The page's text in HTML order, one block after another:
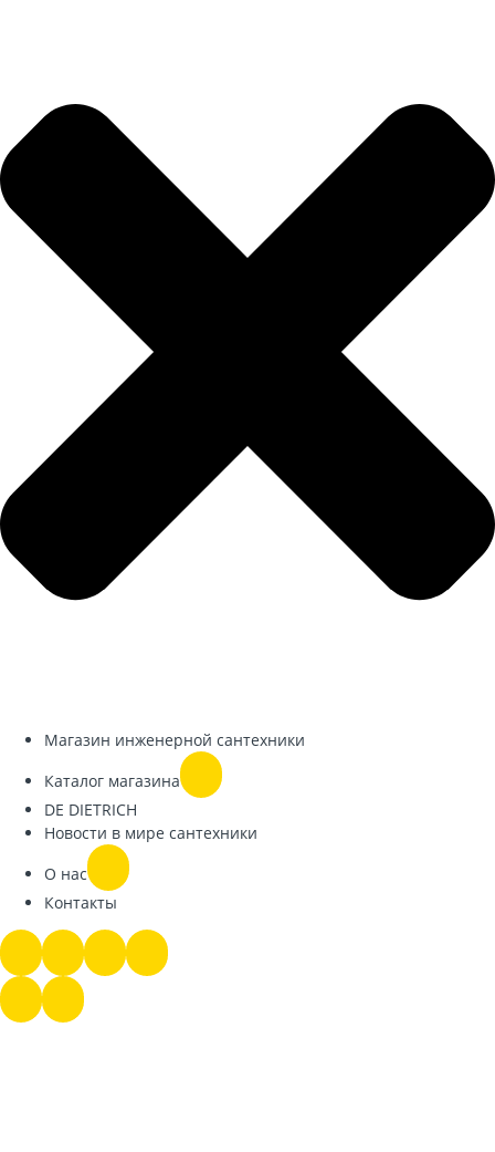
Магазин инженерной сантехники
Каталог магазина
DE DIETRICH
Новости в мире сантехники
О нас
Контакты